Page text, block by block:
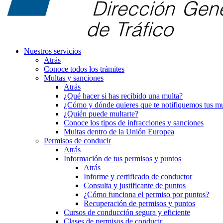
Nuestros servicios
Atrás
Conoce todos los trámites
Multas y sanciones
Atrás
¿Qué hacer si has recibido una multa?
¿Cómo y dónde quieres que te notifiquemos tus
¿Quién puede multarte?
Conoce los tipos de infracciones y sanciones
Multas dentro de la Unión Europea
Permisos de conducir
Atrás
Información de tus permisos y puntos
Atrás
Informe y certificado de conductor
Consulta y justificante de puntos
¿Cómo funciona el permiso por puntos?
Recuperación de permisos y puntos
Cursos de conducción segura y eficiente